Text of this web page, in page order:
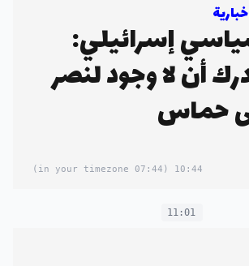
إسرائيلي:
أن لا وجود لنصر
حماس
10:44
(07:44 in your timezone)
11:01